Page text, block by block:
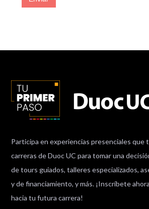
Participa en experiencias presenciales que
carreras de Duoc UC para tomar una
de tours guiados, talleres especializados,
y de financiamiento, y más. ¡Inscríbete
hacia tu futura carrera!